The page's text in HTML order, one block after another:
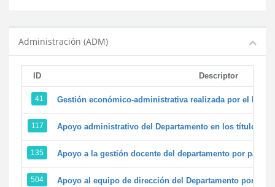
Administración (ADM)
ID Descriptor
41 Gestión económico-administrativa realizada por el
117 Apoyo administrativo del Departamento en los títulos de
135 Apoyo a la gestión docente del departamento por parte
504 Apoyo al equipo de dirección del Departamento por